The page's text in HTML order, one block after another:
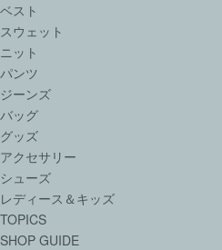
ベスト
スウェット
ニット
パンツ
ジーンズ
バッグ
グッズ
アクセサリー
シューズ
レディース＆キッズ
TOPICS
SHOP GUIDE